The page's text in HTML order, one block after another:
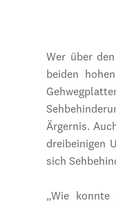
Wer über
beiden
Ärgernis.
dreibeinigen
sich
„Wie